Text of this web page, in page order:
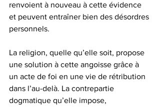
renvoient à nouveau à cette évidence
et peuvent entraîner bien des désordres
personnels.
La religion, quelle qu’elle soit, propose
une solution à cette angoisse grâce à
un acte de foi en une vie de rétribution
dans l’au-delà. La contrepartie
dogmatique qu’elle impose,